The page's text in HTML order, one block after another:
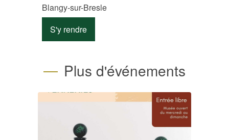
Blangy-sur-Bresle
S'y rendre
Plus d'événements